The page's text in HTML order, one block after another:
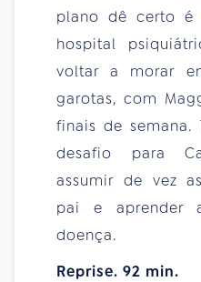
plano dê certo é
hospital
voltar a morar
garotas, com
finais de semana.
desafio para
assumir de vez
pai e aprender
doença.
Reprise. 92 min.